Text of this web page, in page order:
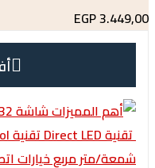
أفضل